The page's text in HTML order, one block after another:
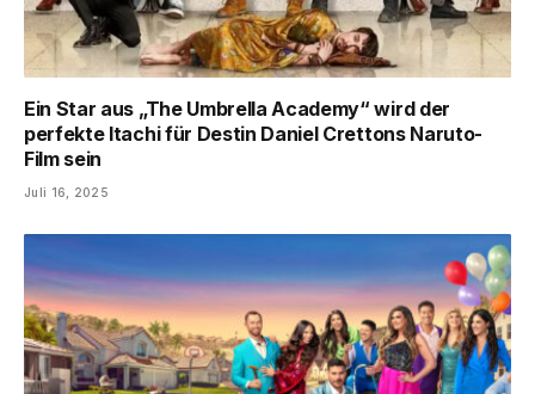
Ein Star aus „The Umbrella Academy“ wird der
perfekte Itachi für Destin Daniel Crettons Naruto-
Film sein
Juli 16, 2025